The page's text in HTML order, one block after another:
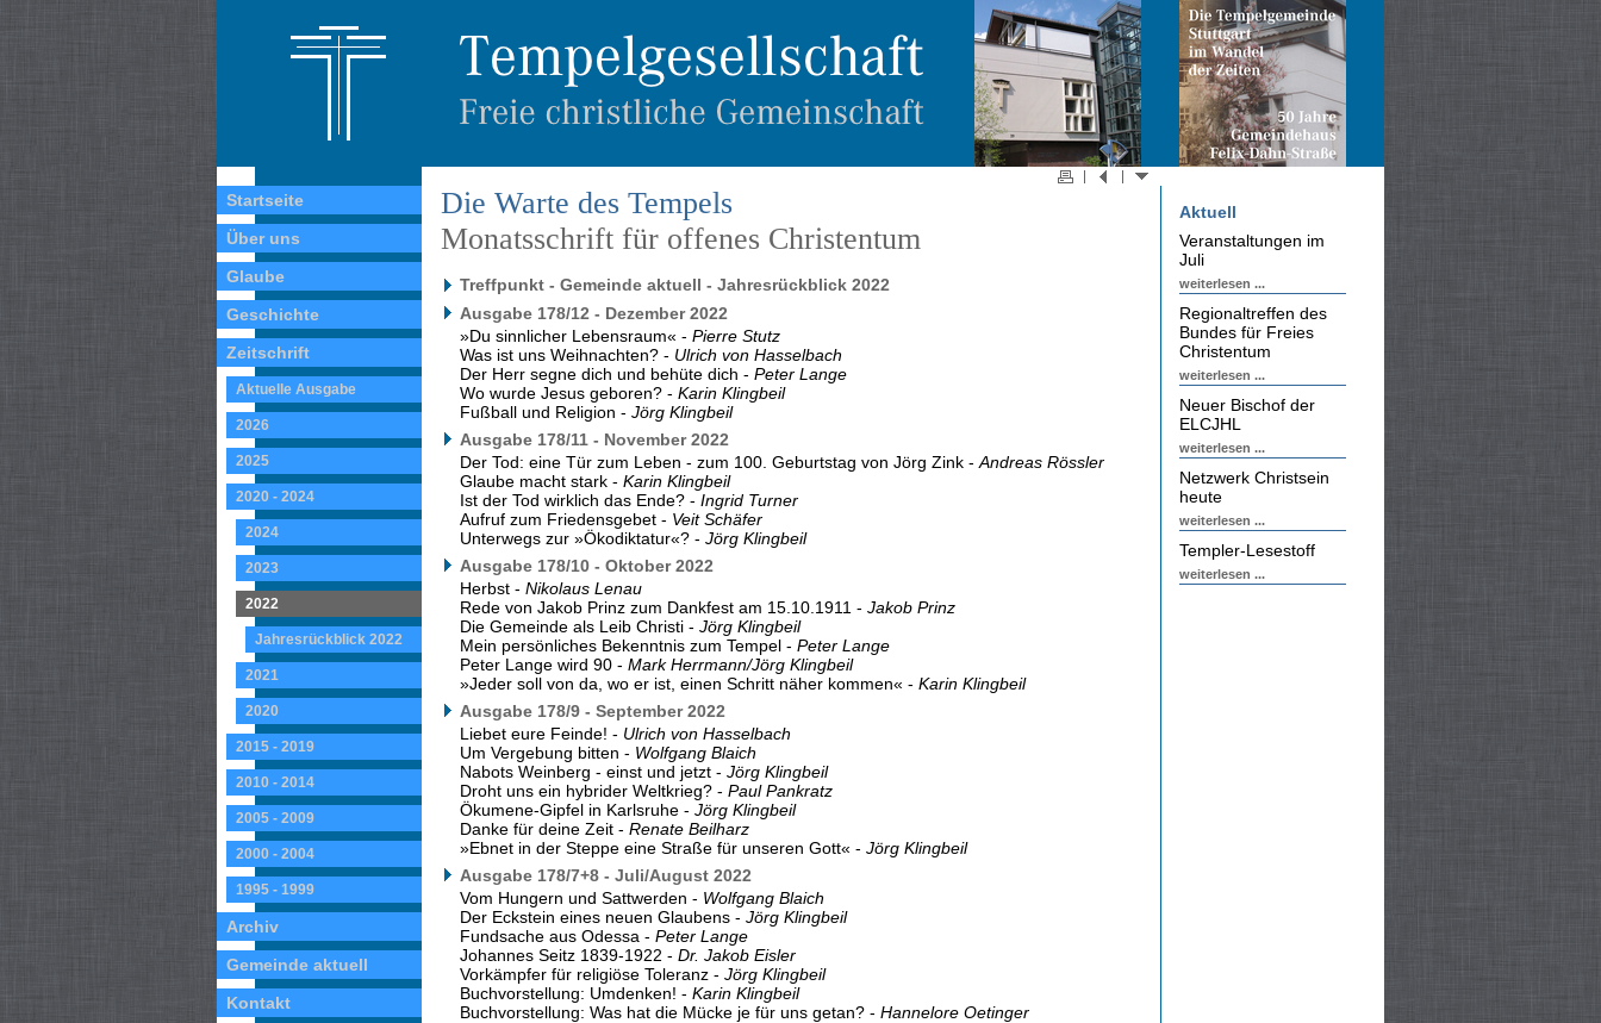
Startseite
Über uns
Glaube
Geschichte
Zeitschrift
Aktuelle Ausgabe
2026
2025
2020 - 2024
2024
2023
2022
Jahresrückblick 2022
2021
2020
2015 - 2019
2010 - 2014
2005 - 2009
2000 - 2004
1995 - 1999
Archiv
Gemeinde aktuell
Kontakt
Die Warte des Tempels
Monatsschrift für offenes Christentum
Treffpunkt - Gemeinde aktuell - Jahresrückblick 2022
Ausgabe 178/12 - Dezember 2022
»Du sinnlicher Lebensraum« - Pierre Stutz
Was ist uns Weihnachten? - Ulrich von Hasselbach
Der Herr segne dich und behüte dich - Peter Lange
Wo wurde Jesus geboren? - Karin Klingbeil
Fußball und Religion - Jörg Klingbeil
Ausgabe 178/11 - November 2022
Der Tod: eine Tür zum Leben - zum 100. Geburtstag von Jörg Zink - Andreas Rössler
Glaube macht stark - Karin Klingbeil
Ist der Tod wirklich das Ende? - Ingrid Turner
Aufruf zum Friedensgebet - Veit Schäfer
Unterwegs zur »Ökodiktatur«? - Jörg Klingbeil
Ausgabe 178/10 - Oktober 2022
Herbst - Nikolaus Lenau
Rede von Jakob Prinz zum Dankfest am 15.10.1911 - Jakob Prinz
Die Gemeinde als Leib Christi - Jörg Klingbeil
Mein persönliches Bekenntnis zum Tempel - Peter Lange
Peter Lange wird 90 - Mark Herrmann/Jörg Klingbeil
»Jeder soll von da, wo er ist, einen Schritt näher kommen« - Karin Klingbeil
Ausgabe 178/9 - September 2022
Liebet eure Feinde! - Ulrich von Hasselbach
Um Vergebung bitten - Wolfgang Blaich
Nabots Weinberg - einst und jetzt - Jörg Klingbeil
Droht uns ein hybrider Weltkrieg? - Paul Pankratz
Ökumene-Gipfel in Karlsruhe - Jörg Klingbeil
Danke für deine Zeit - Renate Beilharz
»Ebnet in der Steppe eine Straße für unseren Gott« - Jörg Klingbeil
Ausgabe 178/7+8 - Juli/August 2022
Vom Hungern und Sattwerden - Wolfgang Blaich
Der Eckstein eines neuen Glaubens - Jörg Klingbeil
Fundsache aus Odessa - Peter Lange
Johannes Seitz 1839-1922 - Dr. Jakob Eisler
Vorkämpfer für religiöse Toleranz - Jörg Klingbeil
Buchvorstellung: Umdenken! - Karin Klingbeil
Buchvorstellung: Was hat die Mücke je für uns getan? - Hannelore Oetinger
Aktuell
Veranstaltungen im
Juli
weiterlesen ...
Regionaltreffen des
Bundes für Freies
Christentum
weiterlesen ...
Neuer Bischof der
ELCJHL
weiterlesen ...
Netzwerk Christsein
heute
weiterlesen ...
Templer-Lesestoff
weiterlesen ...